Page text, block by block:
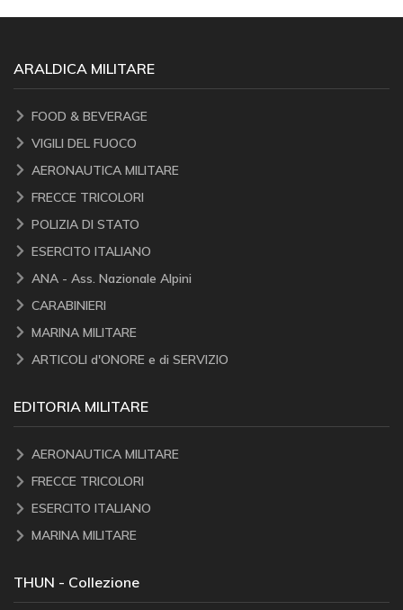
ARALDICA MILITARE
FOOD & BEVERAGE
VIGILI DEL FUOCO
AERONAUTICA MILITARE
FRECCE TRICOLORI
POLIZIA DI STATO
ESERCITO ITALIANO
ANA - Ass. Nazionale Alpini
CARABINIERI
MARINA MILITARE
ARTICOLI d'ONORE e di SERVIZIO
EDITORIA MILITARE
AERONAUTICA MILITARE
FRECCE TRICOLORI
ESERCITO ITALIANO
MARINA MILITARE
THUN - Collezione